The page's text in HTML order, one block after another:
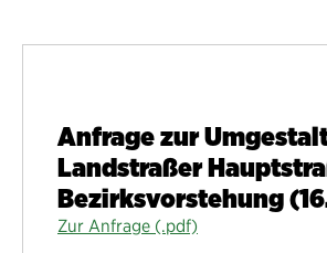
Anfrage zur
Landstraßer
Bezirksvorstehung
Zur Anfrage (.pdf)